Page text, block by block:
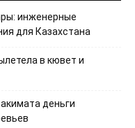
инженерные
для Казахстана
в кювет и
деньги